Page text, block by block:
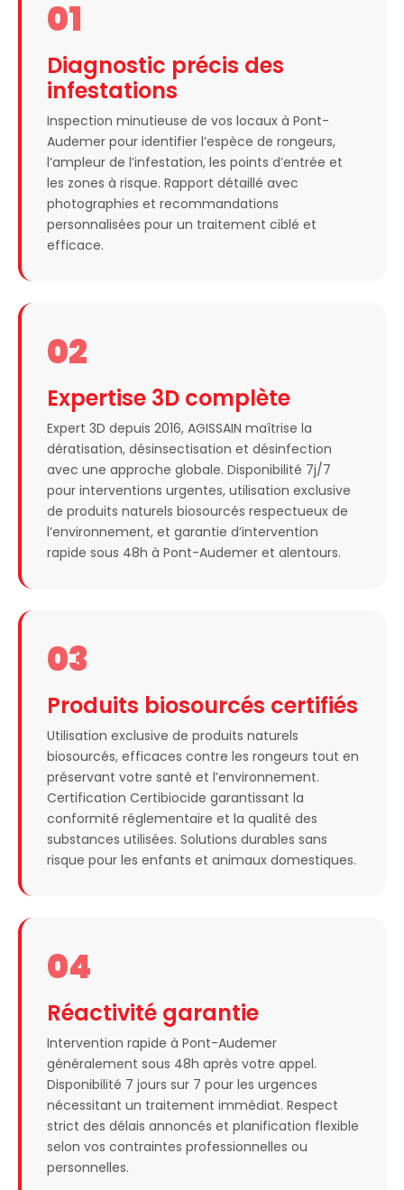
01
Diagnostic précis des
infestations
Inspection minutieuse de vos locaux à Pont-
Audemer pour identifier l’espèce de rongeurs,
l’ampleur de l’infestation, les points d’entrée et
les zones à risque. Rapport détaillé avec
photographies et recommandations
personnalisées pour un traitement ciblé et
efficace.
02
Expertise 3D complète
Expert 3D depuis 2016, AGISSAIN maîtrise la
dératisation, désinsectisation et désinfection
avec une approche globale. Disponibilité 7j/7
pour interventions urgentes, utilisation exclusive
de produits naturels biosourcés respectueux de
l’environnement, et garantie d’intervention
rapide sous 48h à Pont-Audemer et alentours.
03
Produits biosourcés certifiés
Utilisation exclusive de produits naturels
biosourcés, efficaces contre les rongeurs tout en
préservant votre santé et l’environnement.
Certification Certibiocide garantissant la
conformité réglementaire et la qualité des
substances utilisées. Solutions durables sans
risque pour les enfants et animaux domestiques.
04
Réactivité garantie
Intervention rapide à Pont-Audemer
généralement sous 48h après votre appel.
Disponibilité 7 jours sur 7 pour les urgences
nécessitant un traitement immédiat. Respect
strict des délais annoncés et planification flexible
selon vos contraintes professionnelles ou
personnelles.